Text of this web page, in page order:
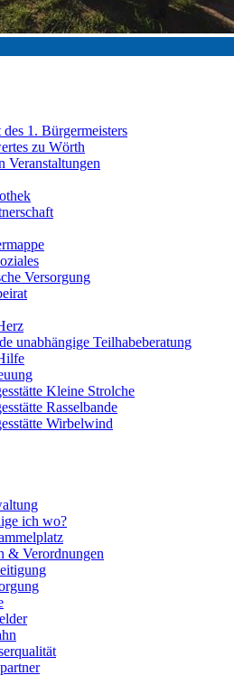
1. Bürgermeisters
zu Wörth
Veranstaltungen
Versorgung
unabhängige Teilhabeberatung
Kleine Strolche
Rasselbande
Wirbelwind
ich wo?
& Verordnungen